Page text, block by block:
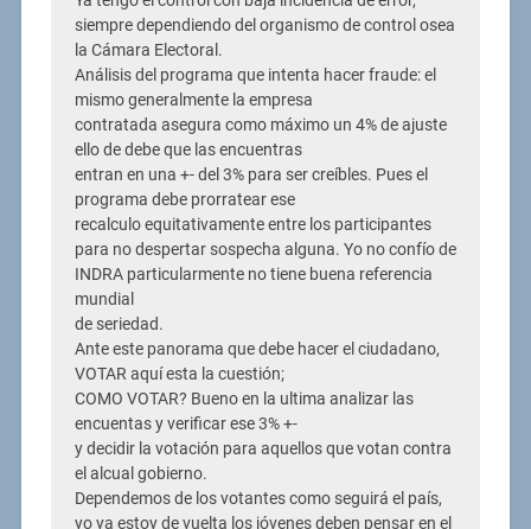
siempre dependiendo del organismo de control osea
la Cámara Electoral.
Análisis del programa que intenta hacer fraude: el
mismo generalmente la empresa
contratada asegura como máximo un 4% de ajuste
ello de debe que las encuentras
entran en una +- del 3% para ser creíbles. Pues el
programa debe prorratear ese
recalculo equitativamente entre los participantes
para no despertar sospecha alguna. Yo no confío de
INDRA particularmente no tiene buena referencia
mundial
de seriedad.
Ante este panorama que debe hacer el ciudadano,
VOTAR aquí esta la cuestión;
COMO VOTAR? Bueno en la ultima analizar las
encuentas y verificar ese 3% +-
y decidir la votación para aquellos que votan contra
el alcual gobierno.
Dependemos de los votantes como seguirá el país,
yo ya estoy de vuelta los jóvenes deben pensar en el